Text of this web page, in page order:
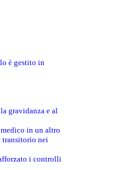
è gestito in
gravidanza e al
in un altro
transitorio nei
i controlli